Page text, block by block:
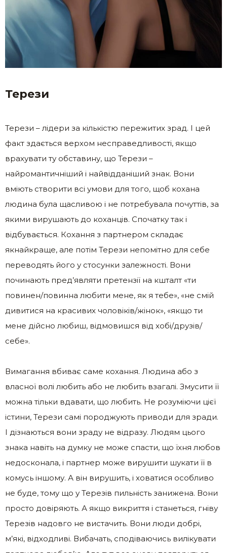
Терези
Терези – лідери за кількістю пережитих зрад. І цей
факт здається верхом несправедливості, якщо
врахувати ту обставину, що Терези –
найромантичніший і найвідданіший знак. Вони
вміють створити всі умови для того, щоб кохана
людина була щасливою і не потребувала почуттів, за
якими вирушають до коханців. Спочатку так і
відбувається. Кохання з партнером складає
якнайкраще, але потім Терези непомітно для себе
переводять його у стосунки залежності. Вони
починають пред’являти претензії на кшталт «ти
повинен/повинна любити мене, як я тебе», «не смій
дивитися на красивих чоловіків/жінок», «якщо ти
мене дійсно любиш, відмовишся від хобі/друзів/
себе».
Вимагання вбиває саме кохання. Людина або з
власної волі любить або не любить взагалі. Змусити її
можна тільки вдавати, що любить. Не розуміючи цієї
істини, Терези самі породжують приводи для зради.
І дізнаються вони зраду не відразу. Людям цього
знака навіть на думку не може спасти, що їхня любов
недосконала, і партнер може вирушити шукати її в
комусь іншому. А він вирушить, і ховатися особливо
не буде, тому що у Терезів пильність занижена. Вони
просто довіряють. А якщо викриття і станеться, гніву
Терезів надовго не вистачить. Вони люди добрі,
м’які, відходливі. Вибачать, сподіваючись вилікувати